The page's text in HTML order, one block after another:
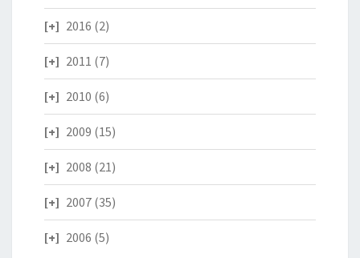
2016 (2)
2011 (7)
2010 (6)
2009 (15)
2008 (21)
2007 (35)
2006 (5)